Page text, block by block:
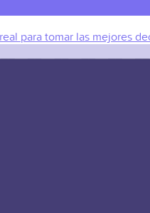
para tomar las mejores